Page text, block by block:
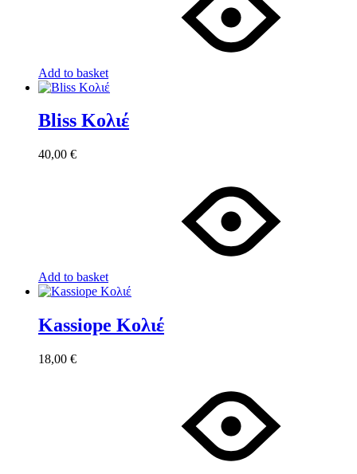
Add to basket
Bliss Κολιέ
40,00 €
Add to basket
Kassiope Κολιέ
18,00 €